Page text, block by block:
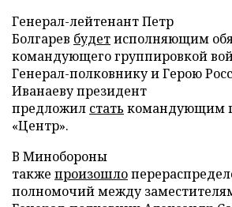
Генерал-лейтенант Петр
Болгарев будетисполняющим
командующего группировкой
Генерал-полковнику и Герою
Иванаеву президент
предложил стать командующим
«Центр».
В Минобороны
также произошло
полномочий между